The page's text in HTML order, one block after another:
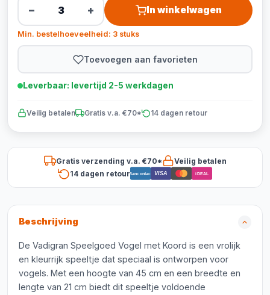
− + In winkelwagen
Min. bestelhoeveelheid: 3 stuks
Toevoegen aan favorieten
Leverbaar: levertijd 2-5 werkdagen
Veilig betalen Gratis v.a. €70* 14 dagen retour
Gratis verzending v.a. €70*
Veilig betalen
14 dagen retourBancontact VISA iDEAL
Beschrijving
De Vadigran Speelgoed Vogel met Koord is een vrolijk
en kleurrijk speeltje dat speciaal is ontworpen voor
vogels. Met een hoogte van 45 cm en een breedte en
lengte van 21 cm biedt dit speeltje voldoende